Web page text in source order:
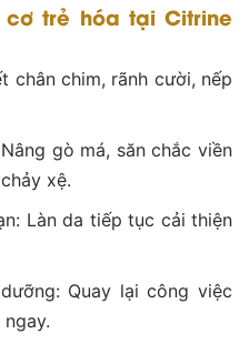
trẻ hóa tại Citrine
chân chim, rãnh cười, nếp
gò má, săn chắc viền
xệ.
Làn da tiếp tục cải thiện
Quay lại công việc